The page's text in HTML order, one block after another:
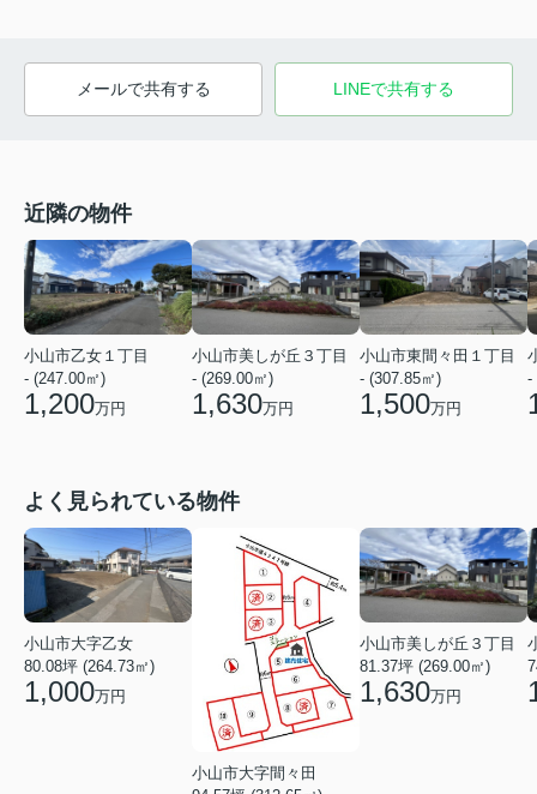
メールで共有する LINEで共有する
近隣の物件
小山市乙女１丁目
- (247.00㎡)
1,200万円
小山市美しが丘３丁目
- (269.00㎡)
1,630万円
小山市東間々田１丁目
- (307.85㎡)
1,500万円
-
よく見られている物件
小山市大字乙女
80.08坪 (264.73㎡)
1,000万円
小山市大字間々田
小山市美しが丘３丁目
81.37坪 (269.00㎡)
1,630万円